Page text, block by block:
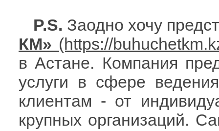
P.S. Заодно хочу
КМ»
в Астане. Компания
услуги в сфере
клиентам - от
крупных организаций.